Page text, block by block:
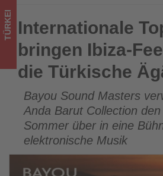
-
Wissen,
was
im
Tourismus
los
ist!
Internationale Top-DJs bringen Ibiza-Feeling
Ägäis
TÜRKEI Internationale
bringen Ibiza-
die Türkische
Bayou Sound Masters
Anda Barut Collection
Sommer über in eine
elektronische Musik